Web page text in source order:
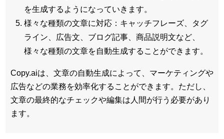
を生成するようになっていきます。
様々な種類の文章に対応：キャッチフレーズ、タグ
ライン、広告文、ブログ記事、商品説明文など、
様々な種類の文章を自動生成することができます。
Copy.aiは、文章の自動生成によって、マーケティングや
広告などの業務を効率化することができます。ただし、
文章の最終的なチェックや編集は人間が行う必要があり
ます。